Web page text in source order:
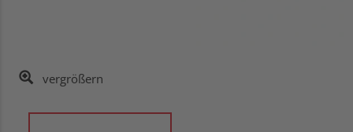
vergrößern